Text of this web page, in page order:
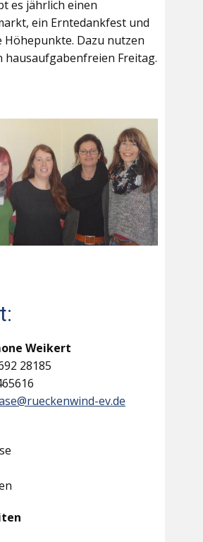
es jährlich einen
ein Erntedankfest und
Höhepunkte. Dazu nutzen
hausaufgabenfreien Freitag.
Weikert
28185
ev.de